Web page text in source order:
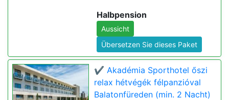
Halbpension
Aussicht
Übersetzen Sie dieses Paket
✔️ Akadémia Sporthotel őszi
relax hétvégék félpanzióval
Balatonfüreden (min. 2 Nacht)